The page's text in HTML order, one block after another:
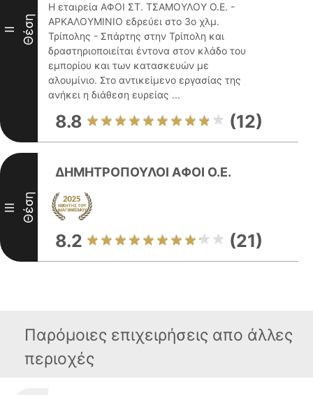
II Θέση
Η εταιρεία ΑΦΟΙ ΣΤ. ΤΣΑΜΟΥΛΟΥ Ο.Ε. -
ΑΡΚΑΛΟΥΜΙΝΙΟ εδρεύει στο 3ο χλμ.
Τρίπολης - Σπάρτης στην Τρίπολη και
δραστηριοποιείται έντονα στον κλάδο του
εμπορίου και των κατασκευών με
αλουμίνιο. Στο αντικείμενο εργασίας της
ανήκει η διάθεση ευρείας ...
8.8 (12)
III Θέση
ΔΗΜΗΤΡΟΠΟΥΛΟΙ ΑΦΟΙ Ο.Ε.
8.2 (21)
Παρόμοιες επιχειρήσεις απο άλλες
περιοχές